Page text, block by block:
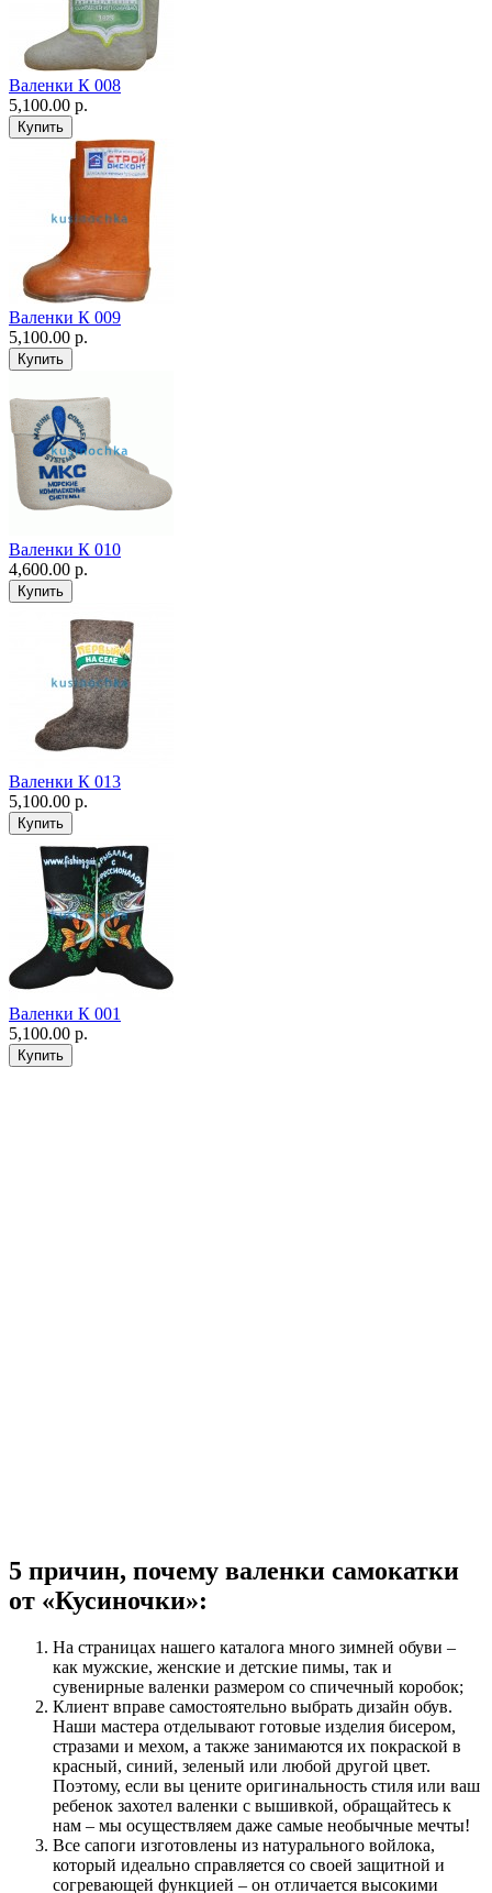
Валенки К 008
5,100.00 р.
Валенки К 009
5,100.00 р.
Валенки К 010
4,600.00 р.
Валенки К 013
5,100.00 р.
Валенки К 001
5,100.00 р.
5 причин, почему валенки самокатки
от «Кусиночки»:
На страницах нашего каталога много зимней обуви –
как мужские, женские и детские пимы, так и
сувенирные валенки размером со спичечный коробок;
Клиент вправе самостоятельно выбрать дизайн обув.
Наши мастера отделывают готовые изделия бисером,
стразами и мехом, а также занимаются их покраской в
красный, синий, зеленый или любой другой цвет.
Поэтому, если вы цените оригинальность стиля или ваш
ребенок захотел валенки с вышивкой, обращайтесь к
нам – мы осуществляем даже самые необычные мечты!
Все сапоги изготовлены из натурального войлока,
который идеально справляется со своей защитной и
согревающей функцией – он отличается высокими